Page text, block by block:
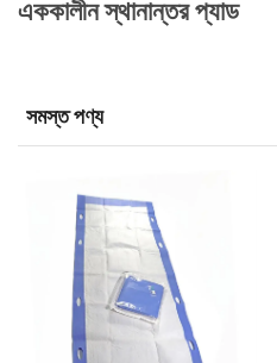
এককালীন স্থানান্তর প্যাড
সমস্ত পণ্য